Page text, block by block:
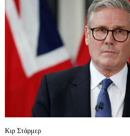
Κιρ Στάρμερ